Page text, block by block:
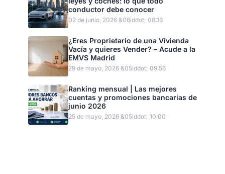
conductor debe conocer
02 de junio, 2026 &06iddot; 08:16
¿Eres Proprietario de una Vivienda
Vacía y quieres Vender? – Acude a la
EMVS Madrid
29 de mayo, 2026 &05iddot; 09:56
Ranking mensual | Las mejores
cuentas y promociones bancarias de
junio 2026
25 de mayo, 2026 &05iddot; 10:00